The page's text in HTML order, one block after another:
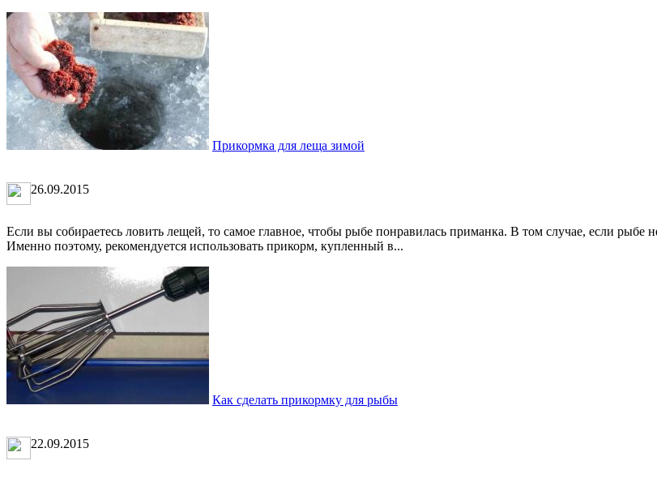
Прикормка для леща зимой
26.09.2015
Если вы собираетесь ловить лещей, то самое главное, чтобы рыбе понравилась приманка. В том случае, если
Именно поэтому, рекомендуется использовать прикорм, купленный в...
Как сделать прикормку для рыбы
22.09.2015